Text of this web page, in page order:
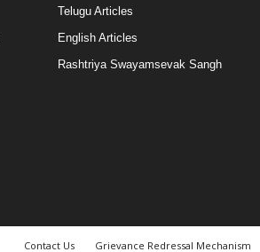
Telugu Articles
English Articles
Rashtriya Swayamsevak Sangh
Contact Us Grievance Redressal Mechanism